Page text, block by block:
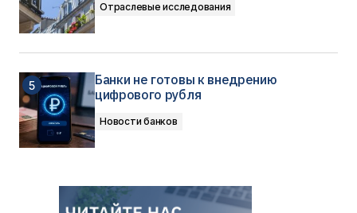
Отраслевые исследования
Банки не готовы к внедрению
цифрового рубля
Новости банков